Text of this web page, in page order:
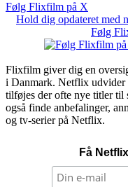
Følg Flixfilm på X
Hold dig opdateret med
Følg
Flixfilm giver dig en
i Danmark. Netflix udvider
tilføjes der ofte nye titler til
også finde anbefalinger,
og tv-serier på Netflix.
Få